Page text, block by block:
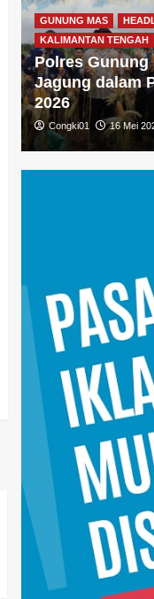
GUNUNG MAS
KALIMANTAN TENGAH
Polres Gunung
Jagung dalam
2026
Congki01 16 Mei